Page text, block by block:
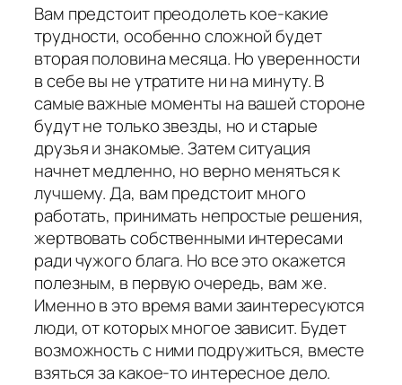
Вам предстоит преодолеть кое-какие
трудности, особенно сложной будет
вторая половина месяца. Но уверенности
в себе вы не утратите ни на минуту. В
самые важные моменты на вашей стороне
будут не только звезды, но и старые
друзья и знакомые. Затем ситуация
начнет медленно, но верно меняться к
лучшему. Да, вам предстоит много
работать, принимать непростые решения,
жертвовать собственными интересами
ради чужого блага. Но все это окажется
полезным, в первую очередь, вам же.
Именно в это время вами заинтересуются
люди, от которых многое зависит. Будет
возможность с ними подружиться, вместе
взяться за какое-то интересное дело.